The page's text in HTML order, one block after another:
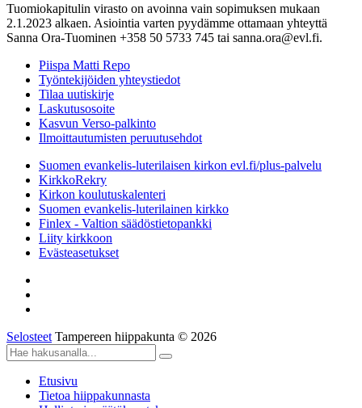
Tuomiokapitulin virasto on avoinna vain sopimuksen mukaan
2.1.2023 alkaen. Asiointia varten pyydämme ottamaan yhteyttä
Sanna Ora-Tuominen +358 50 5733 745 tai sanna.ora@evl.fi.
Piispa Matti Repo
Työntekijöiden yhteystiedot
Tilaa uutiskirje
Laskutusosoite
Kasvun Verso-palkinto
Ilmoittautumisten peruutusehdot
Suomen evankelis-luterilaisen kirkon evl.fi/plus-palvelu
KirkkoRekry
Kirkon koulutuskalenteri
Suomen evankelis-luterilainen kirkko
Finlex - Valtion säädöstietopankki
Liity kirkkoon
Evästeasetukset
Selosteet Tampereen hiippakunta © 2026
Etusivu
Tietoa hiippakunnasta